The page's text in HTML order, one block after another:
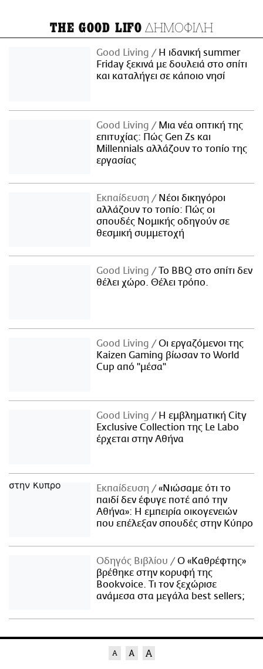
THE GOOD LIFO ΔΗΜΟΦΙΛΗ
Good Living
Η ιδανική summer
Friday ξεκινά με δουλειά στο σπίτι
και καταλήγει σε κάποιο νησί
Good Living
Μια νέα οπτική της
επιτυχίας: Πώς Gen Zs και
Millennials αλλάζουν το τοπίο της
εργασίας
Εκπαίδευση
Νέοι δικηγόροι
αλλάζουν το τοπίο: Πώς οι
σπουδές Νομικής οδηγούν σε
θεσμική συμμετοχή
Good Living
Το BBQ στο σπίτι δεν
θέλει χώρο. Θέλει τρόπο.
Good Living
Οι εργαζόμενοι της
Kaizen Gaming βίωσαν το World
Cup από "μέσα"
Good Living
Η εμβληματική City
Exclusive Collection της Le Labo
έρχεται στην Αθήνα
Εκπαίδευση
«Νιώσαμε ότι το
παιδί δεν έφυγε ποτέ από την
Αθήνα»: Η εμπειρία οικογενειών
που επέλεξαν σπουδές στην Κύπρο
Οδηγός Βιβλίου
Ο «Καθρέφτης»
βρέθηκε στην κορυφή της
Bookvoice. Τι τον ξεχώρισε
ανάμεσα στα μεγάλα best sellers;